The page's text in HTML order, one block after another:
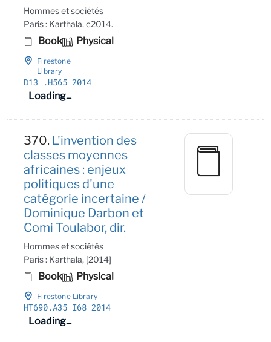
Hommes et sociétés
Paris : Karthala, c2014.
Book Physical
Firestone
Library
D13
.H565 2014
Loading...
370. L'invention des
classes moyennes
africaines : enjeux
politiques d'une
catégorie incertaine /
Dominique Darbon et
Comi Toulabor, dir.
Hommes et sociétés
Paris : Karthala, [2014]
Book Physical
Firestone Library
HT690.A35 I68 2014
Loading...